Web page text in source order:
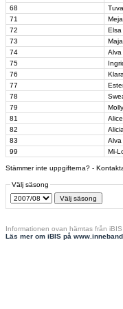
68
71
72
Elsa
73
74
Alva
75
76
77
78
79
81
82
83
Alva
99
Mi-
Stämmer inte uppgifterna? -
Välj säsong
Informationen ovan hämtas från
Läs mer om iBIS på